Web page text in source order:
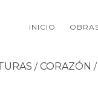
INICIO
/ CORAZÓN /